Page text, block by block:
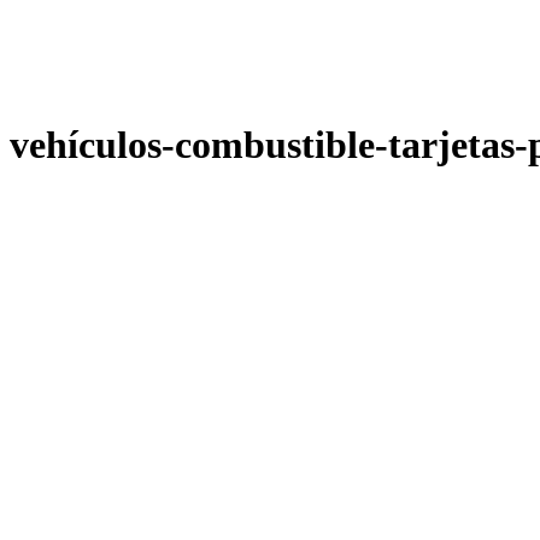
vehículos-combustible-tarjetas-